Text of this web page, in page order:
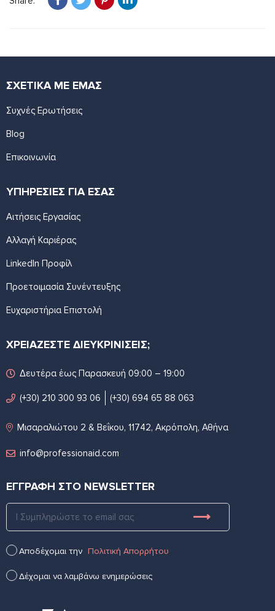
ΣΧΕΤΙΚΑ ΜΕ ΕΜΑΣ
Συχνές Ερωτήσεις
Blog
Επικοινωνία
ΥΠΗΡΕΣΙΕΣ ΓΙΑ ΕΣΑΣ
Αιτήσεις Εργασίας
Αλλαγή Καριέρας
LinkedIn Προφίλ
Προετοιμασία Συνέντευξης
Ευχαριστήρια Επιστολή
ΧΡΕΙΑΖΕΣΤΕ ΔΙΕΥΚΡΙΝΙΣΕΙΣ;
Δευτέρα έως Παρασκευή 09:00 – 19:00
(+30) 210 300 93 06 (+30) 694 65 88 063
Μισαραλιώτου 2 & Βεΐκου, 11742, Ακρόπολη, Αθήνα
info@professionaid.com
ΕΓΓΡΑΦΗ ΣΤΟ NEWSLETTER
Αποδέχομαι την Πολιτική Απορρήτου
Δέχομαι να λαμβάνω ενημερώσεις